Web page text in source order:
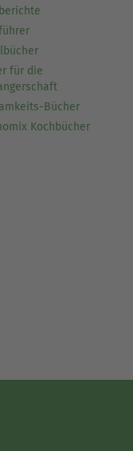
und
für die
Bücher
Kochbücher